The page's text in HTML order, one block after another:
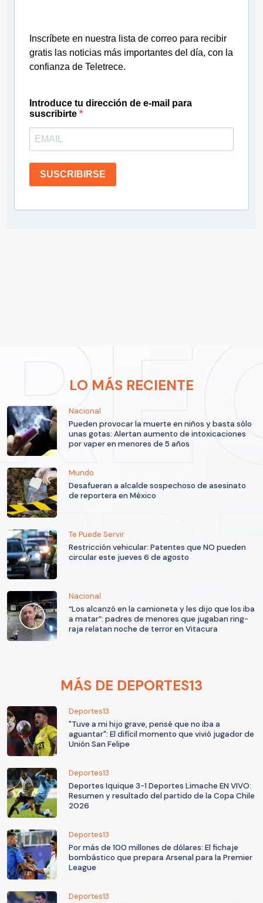
Inscríbete en nuestra lista de correo para recibir
gratis las noticias más importantes del día, con la
confianza de Teletrece.
Introduce tu dirección de e-mail para
suscribirte
SUSCRIBIRSE
LO MÁS RECIENTE
Nacional
Pueden provocar la muerte en niños y basta sólo
unas gotas: Alertan aumento de intoxicaciones
por vaper en menores de 5 años
Mundo
Desafueran a alcalde sospechoso de asesinato
de reportera en México
Te Puede Servir
Restricción vehicular: Patentes que NO pueden
circular este jueves 6 de agosto
Nacional
“Los alcanzó en la camioneta y les dijo que los iba
a matar”: padres de menores que jugaban ring-
raja relatan noche de terror en Vitacura
MÁS DE DEPORTES13
Deportes13
"Tuve a mi hijo grave, pensé que no iba a
aguantar": El difícil momento que vivió jugador de
Unión San Felipe
Deportes13
Deportes Iquique 3-1 Deportes Limache EN VIVO:
Resumen y resultado del partido de la Copa Chile
2026
Deportes13
Por más de 100 millones de dólares: El fichaje
bombástico que prepara Arsenal para la Premier
League
Deportes13